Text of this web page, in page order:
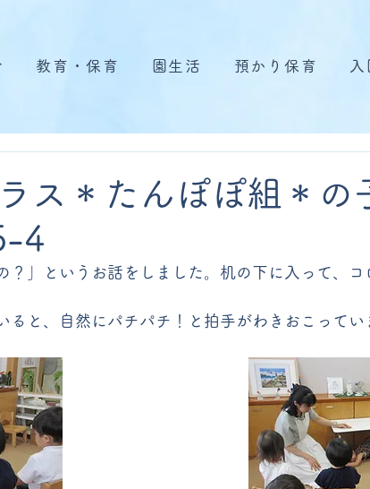
教育・保育 園生活 預かり保育
ス＊たんぽぽ組＊の
4
？」というお話をしました。机の下に入って、コ
ると、自然にパチパチ！と拍手がわきおこってい